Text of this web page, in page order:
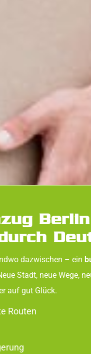
dazwischen – ein
Stadt, neue Wege,
auf gut Glück.
Routen